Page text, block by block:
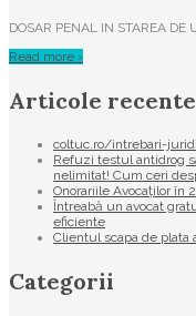
DOSAR PENAL IN STAREA DE
Read more ›
Articole recente
coltuc.ro/intrebari-
Refuzi testul antidrog
nelimitat! Cum ceri
Onorariile Avocaților în
Întreabă un avocat
eficiente
Clientul scapa de plata
Categorii